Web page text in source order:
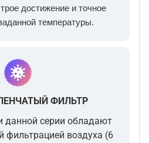
достижение и точное
температуры.
ФИЛЬТР
данной серии обладают
фильтрацией воздуха (6